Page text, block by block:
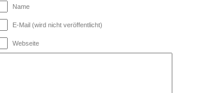
Name
E-Mail (wird nicht veröffentlicht)
Webseite